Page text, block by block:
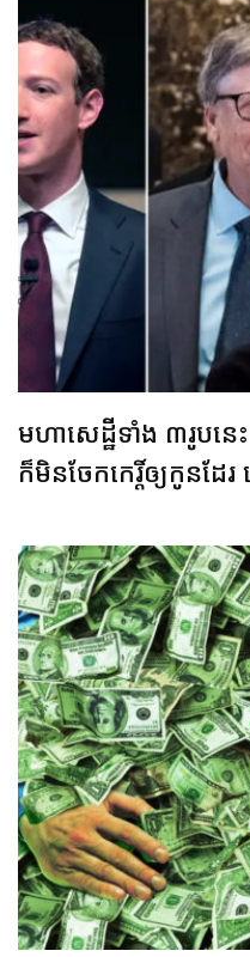
មហាសេដ្ឋីទាំង ៣រូបនេ
ក៏មិនចែកកេរ្តិ៍ឲ្យកូនដ